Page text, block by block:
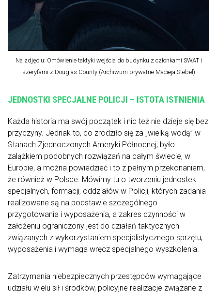
Na zdjęciu: Omówienie taktyki wejścia do budynku z członkami SWAT i
szeryfami z Douglas County (Archiwum prywatne Macieja Stebel)
JEDNOSTKI SPECJALNE POLICJI – ISTOTA ISTNIENIA
Każda historia ma swój początek i nic też nie dzieje się bez
przyczyny. Jednak to, co zrodziło się za „wielką wodą” w
Stanach Zjednoczonych Ameryki Północnej, było
zalążkiem podobnych rozwiązań na całym świecie, w
Europie, a można powiedzieć i to z pełnym przekonaniem,
że również w Polsce. Mówimy tu o tworzeniu jednostek
specjalnych, formacji, oddziałów w Policji, których zadania
realizowane są na podstawie szczególnego
przygotowania i wyposażenia, a zakres czynności w
założeniu ograniczony jest do działań taktycznych
związanych z wykorzystaniem specjalistycznego sprzętu,
wyposażenia i wymaga wręcz specjalnego wyszkolenia.
Zatrzymania niebezpiecznych przestępców wymagające
udziału wielu sił i środków, policyjne realizacje związane z